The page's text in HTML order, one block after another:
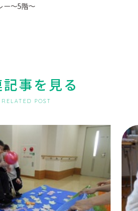
ー～5階～
事を見る
RELATED POST